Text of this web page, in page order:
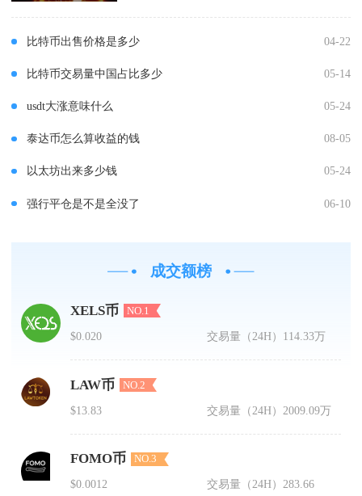
比特币出售价格是多少 04-22
比特币交易量中国占比多少 05-14
usdt大涨意味什么 05-24
泰达币怎么算收益的钱 08-05
以太坊出来多少钱 05-24
强行平仓是不是全没了 06-10
成交额榜
XELS币 NO.1
$0.020 交易量（24H） 114.33万
LAW币 NO.2
$13.83 交易量（24H） 2009.09万
FOMO币 NO.3
$0.0012 交易量（24H）283.66